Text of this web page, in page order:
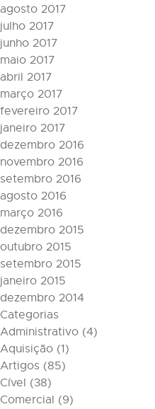
agosto 2017
julho 2017
junho 2017
maio 2017
abril 2017
março 2017
fevereiro 2017
janeiro 2017
dezembro 2016
novembro 2016
setembro 2016
agosto 2016
março 2016
dezembro 2015
outubro 2015
setembro 2015
janeiro 2015
dezembro 2014
Categorias
Administrativo (4)
Aquisição (1)
Artigos (85)
Cível (38)
Comercial (9)